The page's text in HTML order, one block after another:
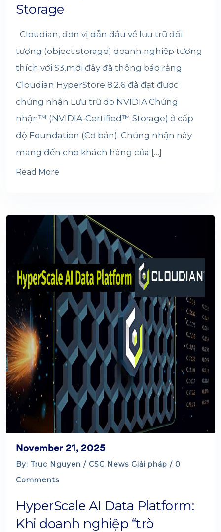
Storage
Cloudian, đơn vị dẫn đầu về lưu trữ đối
tượng (object storage) doanh nghiệp tương
thích với S3,mới đây đã thông báo rằng
Cloudian HyperStore 8.2.6 đã đạt được
chứng nhận Lưu trữ do NVIDIA Chứng
nhận™ (NVIDIA-Certified™ Storage) ở cấp
độ Foundation (Cơ bản). Chứng nhận này
mang đến cho khách hàng của […]
Read More
November 21, 2025
By: Truc Nguyen / CSC News Giải pháp / 0
Comments
HyperScale AI Data Platform:
Khi doanh nghiệp “trò